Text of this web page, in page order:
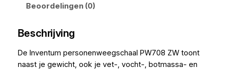
Beoordelingen (0)
Beschrijving
De Inventum personenweegschaal PW708 ZW toont
naast je gewicht, ook je vet-, vocht-, botmassa- en